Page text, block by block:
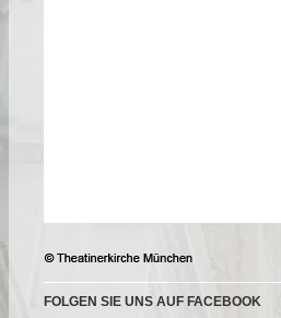
FOLGEN SIE UNS AUF FACEBOOK